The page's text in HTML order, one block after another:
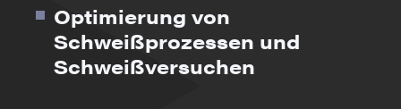
Optimierung von
Schweißprozessen und
Schweißversuchen